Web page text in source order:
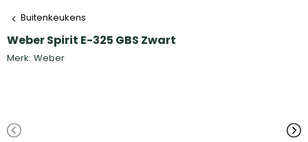
Buitenkeukens
Weber Spirit E-325 GBS Zwart
Merk: Weber